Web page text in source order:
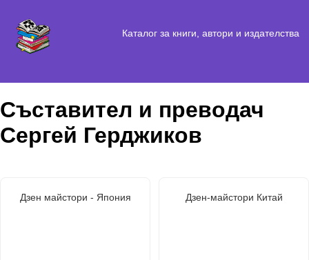
Каталог за книги, автори и издателства
Съставител и преводач
Сергей Герджиков
Дзен майстори - Япония Дзен-майстори Китай